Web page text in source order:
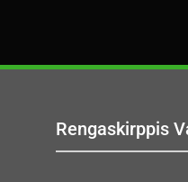
Rengaskirppis